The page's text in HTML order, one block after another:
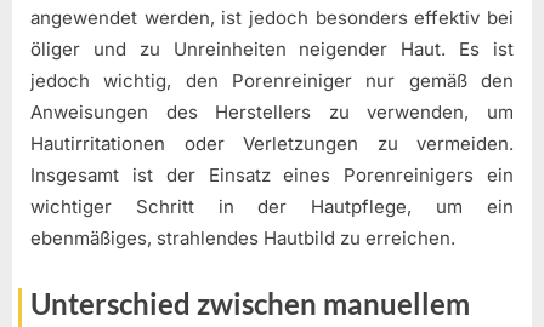
angewendet werden, ist jedoch besonders effektiv bei
öliger und zu Unreinheiten neigender Haut. Es ist
jedoch wichtig, den Porenreiniger nur gemäß den
Anweisungen des Herstellers zu verwenden, um
Hautirritationen oder Verletzungen zu vermeiden.
Insgesamt ist der Einsatz eines Porenreinigers ein
wichtiger Schritt in der Hautpflege, um ein
ebenmäßiges, strahlendes Hautbild zu erreichen.
Unterschied zwischen manuellem